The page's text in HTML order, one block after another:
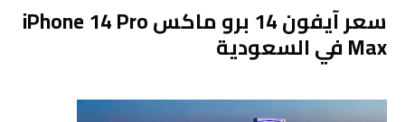
سعر آيفون 14 برو ماكس iPhone 14 Pro
Max في السعودية